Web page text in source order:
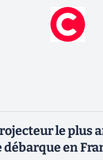
le plus
débarque en